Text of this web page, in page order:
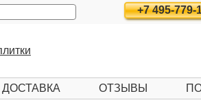
+7 495-779-
ДОСТАВКА ОТЗЫВЫ